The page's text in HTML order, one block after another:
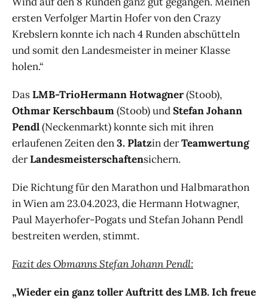
ersten Verfolger Martin Hofer von den Crazy
Krebslern konnte ich nach 4 Runden abschütteln
und somit den Landesmeister in meiner Klasse
holen.“
DasLMB-TrioHermann Hotwagner(Stoob),
Othmar Kerschbaum(Stoob) undStefan Johann
Pendl(Neckenmarkt) konnte sich mit ihren
erlaufenen Zeiten den3. Platzin derTeamwertung
derLandesmeisterschaftensichern.
Die Richtung für den Marathon und Halbmarathon
in Wien am 23.04.2023, die Hermann Hotwagner,
Paul Mayerhofer-Pogats und Stefan Johann Pendl
bestreiten werden, stimmt.
Fazit des Obmanns Stefan Johann Pendl:
„Wieder ein ganz toller Auftritt des LMB. Ich freue